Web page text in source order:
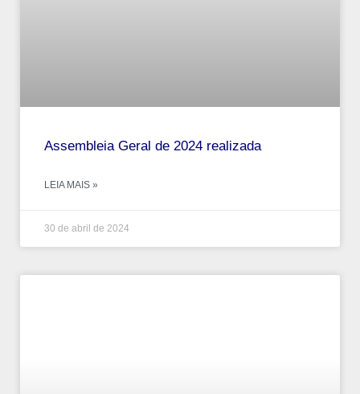
Assembleia Geral de 2024 realizada
LEIA MAIS »
30 de abril de 2024